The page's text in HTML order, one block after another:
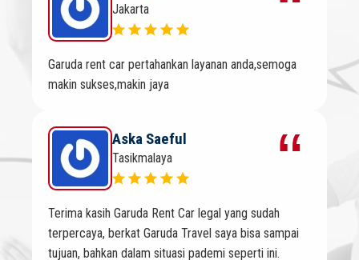
Jakarta
Garuda rent car pertahankan layanan anda,semoga
makin sukses,makin jaya
Aska Saeful
Tasikmalaya
Terima kasih Garuda Rent Car legal yang sudah
terpercaya, berkat Garuda Travel saya bisa sampai
tujuan, bahkan dalam situasi pademi seperti ini.